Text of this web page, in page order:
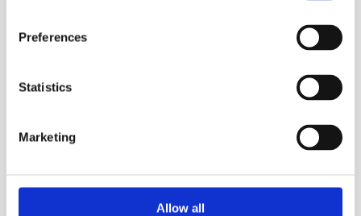
Preferences
Statistics
Marketing
Allow all
15 AGO
12:00 hs